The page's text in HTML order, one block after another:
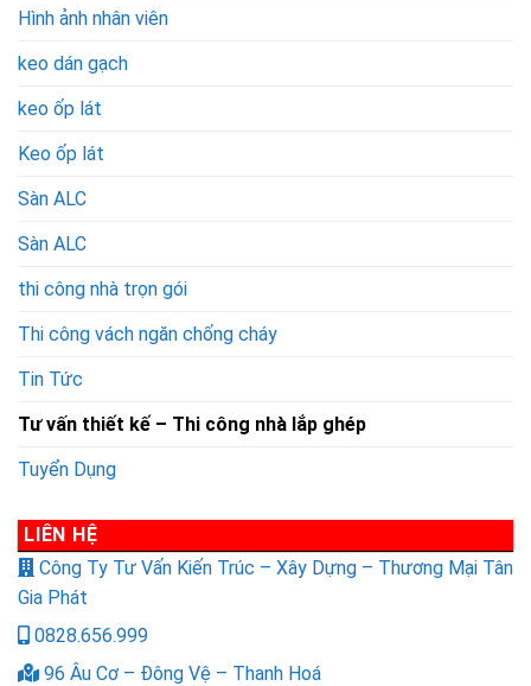
Hình ảnh nhân viên
keo dán gạch
keo ốp lát
Keo ốp lát
Sàn ALC
Sàn ALC
thi công nhà trọn gói
Thi công vách ngăn chống cháy
Tin Tức
Tư vấn thiết kế – Thi công nhà lắp ghép
Tuyển Dụng
LIÊN HỆ
Công Ty Tư Vấn Kiến Trúc – Xây Dựng – Thương Mại Tân
Gia Phát
0828.656.999
96 Âu Cơ – Đông Vệ – Thanh Hoá